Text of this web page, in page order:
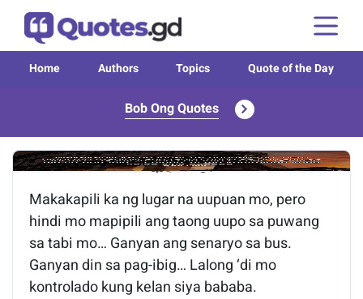
Home Authors Topics Quote of the Day
Bob Ong Quotes
Image of the quote is loading...
Makakapili ka ng lugar na uupuan mo, pero
hindi mo mapipili ang taong uupo sa puwang
sa tabi mo… Ganyan ang senaryo sa bus.
Ganyan din sa pag-ibig… Lalong ‘di mo
kontrolado kung kelan siya bababa.